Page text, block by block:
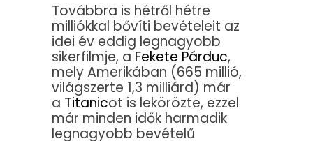
Továbbra is hétről hétre
milliókkal bővíti bevételeit az
idei év eddig legnagyobb
sikerfilmje, a Fekete Párduc,
mely Amerikában (665 millió,
világszerte 1,3 milliárd) már
a Titanicot is lekörözte, ezzel
már minden idők harmadik
legnagyobb bevételű